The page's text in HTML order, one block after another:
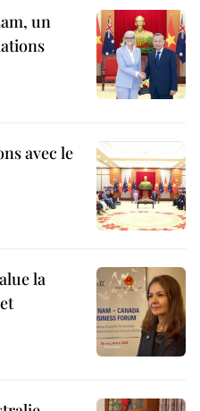
un
avec le
la